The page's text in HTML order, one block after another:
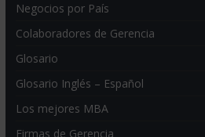
Negocios por País
Colaboradores de Gerencia
Glosario
Glosario Inglés – Español
Los mejores MBA
Firmas de Gerencia